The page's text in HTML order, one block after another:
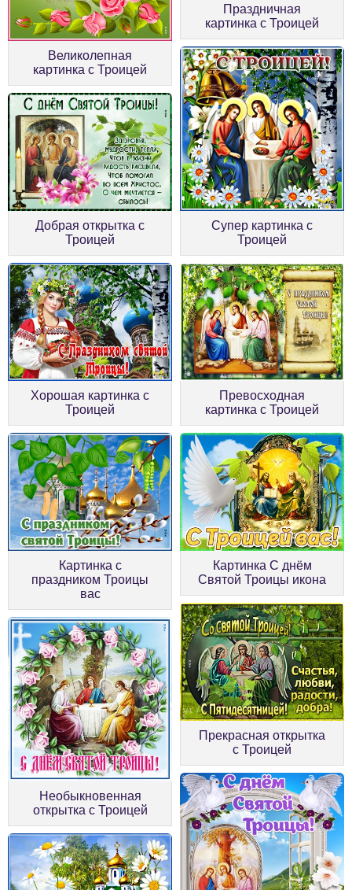
Великолепная
картинка с Троицей
Праздничная
картинка с Троицей
Добрая открытка с
Троицей
Супер картинка с
Троицей
Хорошая картинка с
Троицей
Превосходная
картинка с Троицей
Картинка с
праздником Троицы
вас
Картинка С днём
Святой Троицы икона
Необыкновенная
открытка с Троицей
Прекрасная открытка
с Троицей